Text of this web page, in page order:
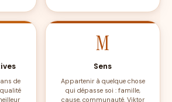
de
M
Sens
Appartenir à quelque chose
qui dépasse soi : famille,
cause, communauté. Viktor